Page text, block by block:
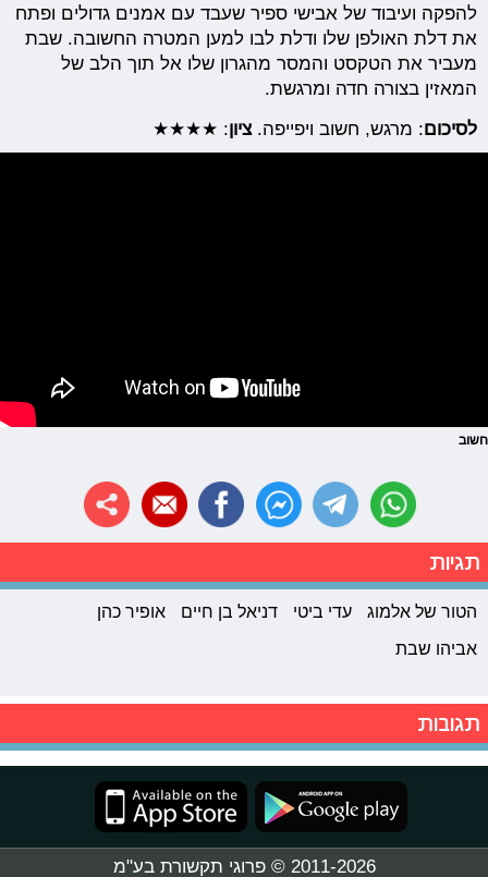
להפקה ועיבוד של אבישי ספיר שעבד עם אמנים גדולים ופתח
את דלת האולפן שלו ודלת לבו למען המטרה החשובה. שבת
מעביר את הטקסט והמסר מהגרון שלו אל תוך הלב של
המאזין בצורה חדה ומרגשת.
לסיכום: מרגש, חשוב ויפייפה.ציון: ★★★★
חשוב
תגיות
הטור של אלמוג עדי ביטי דניאל בן חיים
אופיר כהן
אביהו שבת
תגובות
2011-2026 © פרוגי תקשורת בע"מ